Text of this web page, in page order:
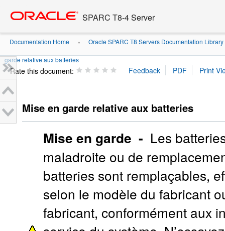
content
SPARC T8-4 Server
Documentation Home » Oracle SPARC T8 Servers Documentation Library
garde relative aux batteries
Rate this document:
Mise en garde relative aux batteries
Mise en garde - Les
maladroite ou de
batteries sont remplaçables,
selon le modèle du fabricant
fabricant, conformément aux